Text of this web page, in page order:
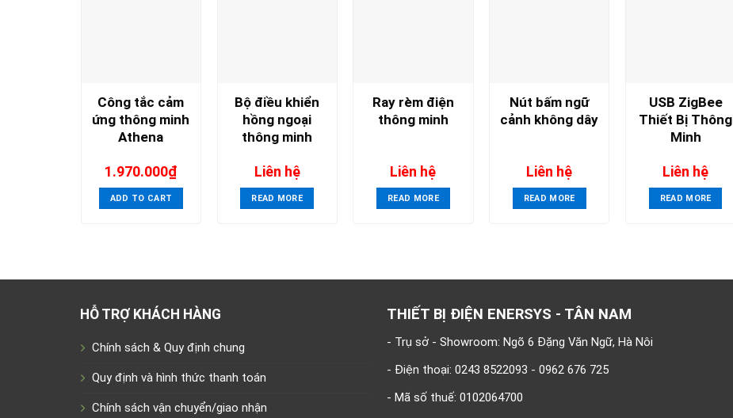
Công tắc cảm
ứng thông minh
Athena
1.970.000₫
ADD TO CART
Bộ điều khiển
hồng ngoại
thông minh
Liên hệ
READ MORE
Ray rèm điện
thông minh
Liên hệ
READ MORE
Nút bấm ngữ
cảnh không dây
Liên hệ
READ MORE
USB ZigBee
Thiết Bị Thông
Minh
Liên hệ
READ MORE
HỖ TRỢ KHÁCH HÀNG
Chính sách & Quy định chung
Quy định và hình thức thanh toán
Chính sách vận chuyển/giao nhận
THIẾT BỊ ĐIỆN ENERSYS - TÂN NAM
- Trụ sở - Showroom: Ngõ 6 Đặng Văn Ngữ, Hà Nôi
- Điện thoại: 0243 8522093 - 0962 676 725
- Mã số thuế: 0102064700